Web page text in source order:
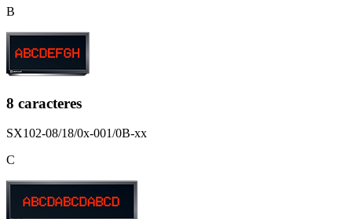
B
8 caracteres
SX102-08/18/0x-001/0B-xx
C